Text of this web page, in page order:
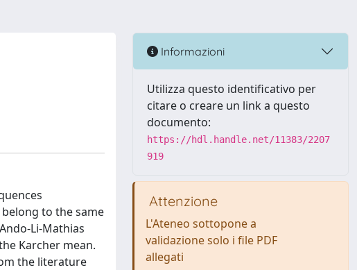
to the same
Li-Mathias
Karcher mean.
the literature
Informazioni
Utilizza questo identificativo per
citare o creare un link a questo
documento:
https://hdl.handle.net/11383/2207
919
Attenzione
L'Ateneo sottopone a
validazione solo i file PDF
allegati